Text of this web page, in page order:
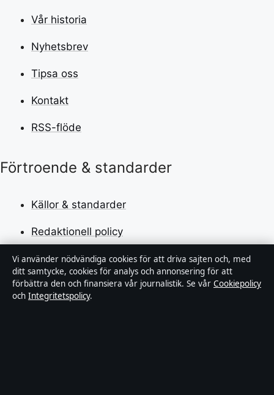
Vår historia
Nyhetsbrev
Tipsa oss
Kontakt
RSS-flöde
Förtroende & standarder
Källor & standarder
Redaktionell policy
Rättelsepolicy
Faktagranskningspolicy
Vi använder nödvändiga cookies för att driva sajten och, med
ditt samtycke, cookies för analys och annonsering för att
förbättra den och finansiera vår journalistik. Se vår Cookiepolicy
och Integritetspolicy.